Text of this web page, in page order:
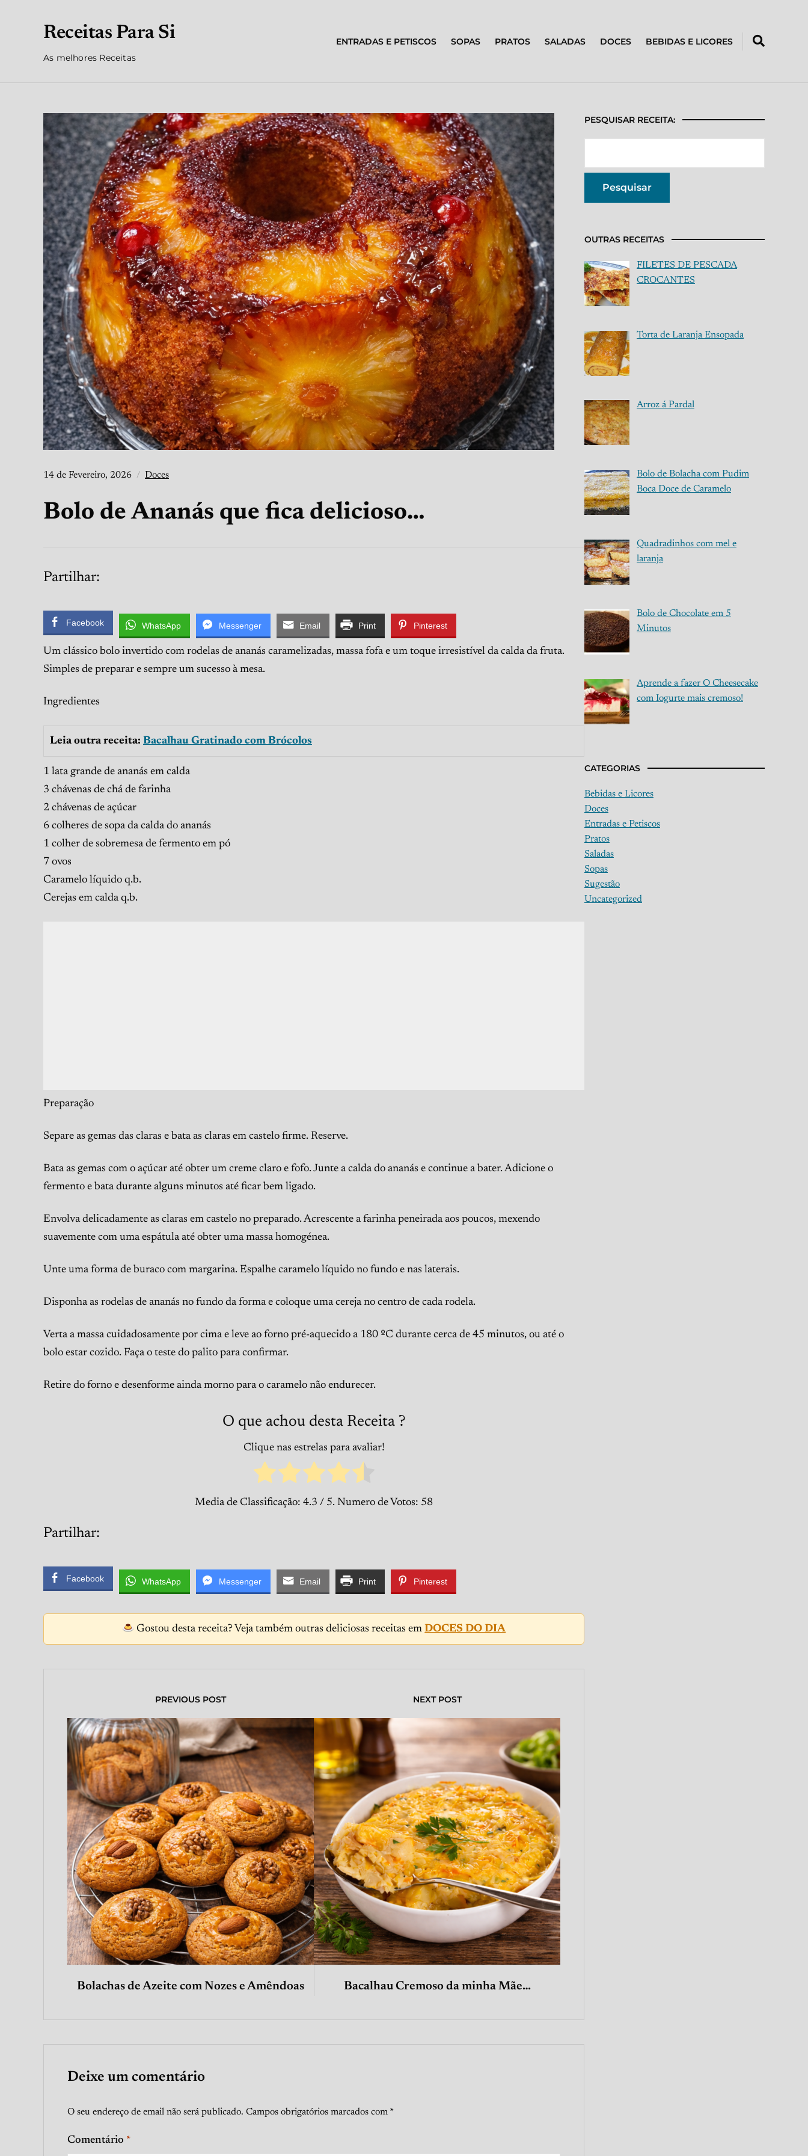
Receitas Para Si
As melhores Receitas
ENTRADAS E PETISCOS SOPAS PRATOS SALADAS DOCES BEBIDAS E LICORES
14 de Fevereiro, 2026 Doces
Bolo de Ananás que fica delicioso…
Partilhar:
Facebook WhatsApp Messenger Email Print Pinterest
Um clássico bolo invertido com rodelas de ananás caramelizadas, massa fofa e um toque irresistível da calda da fruta.
Simples de preparar e sempre um sucesso à mesa.
Ingredientes
Leia outra receita: Bacalhau Gratinado com Brócolos
1 lata grande de ananás em calda
3 chávenas de chá de farinha
2 chávenas de açúcar
6 colheres de sopa da calda do ananás
1 colher de sobremesa de fermento em pó
7 ovos
Caramelo líquido q.b.
Cerejas em calda q.b.
Preparação
Separe as gemas das claras e bata as claras em castelo firme. Reserve.
Bata as gemas com o açúcar até obter um creme claro e fofo. Junte a calda do ananás e continue a bater. Adicione o
fermento e bata durante alguns minutos até ficar bem ligado.
Envolva delicadamente as claras em castelo no preparado. Acrescente a farinha peneirada aos poucos, mexendo
suavemente com uma espátula até obter uma massa homogénea.
Unte uma forma de buraco com margarina. Espalhe caramelo líquido no fundo e nas laterais.
Disponha as rodelas de ananás no fundo da forma e coloque uma cereja no centro de cada rodela.
Verta a massa cuidadosamente por cima e leve ao forno pré-aquecido a 180 ºC durante cerca de 45 minutos, ou até o
bolo estar cozido. Faça o teste do palito para confirmar.
Retire do forno e desenforme ainda morno para o caramelo não endurecer.
O que achou desta Receita ?
Clique nas estrelas para avaliar!
Media de Classificação: 4.3 / 5. Numero de Votos: 58
Partilhar:
Facebook WhatsApp Messenger Email Print Pinterest
Gostou desta receita? Veja também outras deliciosas receitas emDOCES DO DIA
PREVIOUS POST
Bolachas de Azeite com Nozes e Amêndoas
NEXT POST
Bacalhau Cremoso da minha Mãe…
Deixe um comentário
O seu endereço de email não será publicado. Campos obrigatórios marcados com *
Comentário *
PESQUISAR RECEITA:
OUTRAS RECEITAS
FILETES DE PESCADA
CROCANTES
Torta de Laranja Ensopada
Arroz á Pardal
Bolo de Bolacha com Pudim
Boca Doce de Caramelo
Quadradinhos com mel e
laranja
Bolo de Chocolate em 5
Minutos
Aprende a fazer O Cheesecake
com Iogurte mais cremoso!
CATEGORIAS
Bebidas e Licores
Doces
Entradas e Petiscos
Pratos
Saladas
Sopas
Sugestão
Uncategorized